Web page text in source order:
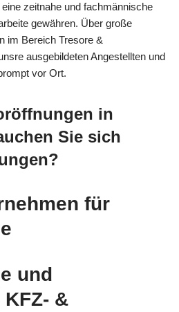
zeitnahe und fachmännische
gewähren. Über große
im Bereich Tresore &
ausgebildeten Angestellten und
vor Ort.
in
Sie sich
für
und
&